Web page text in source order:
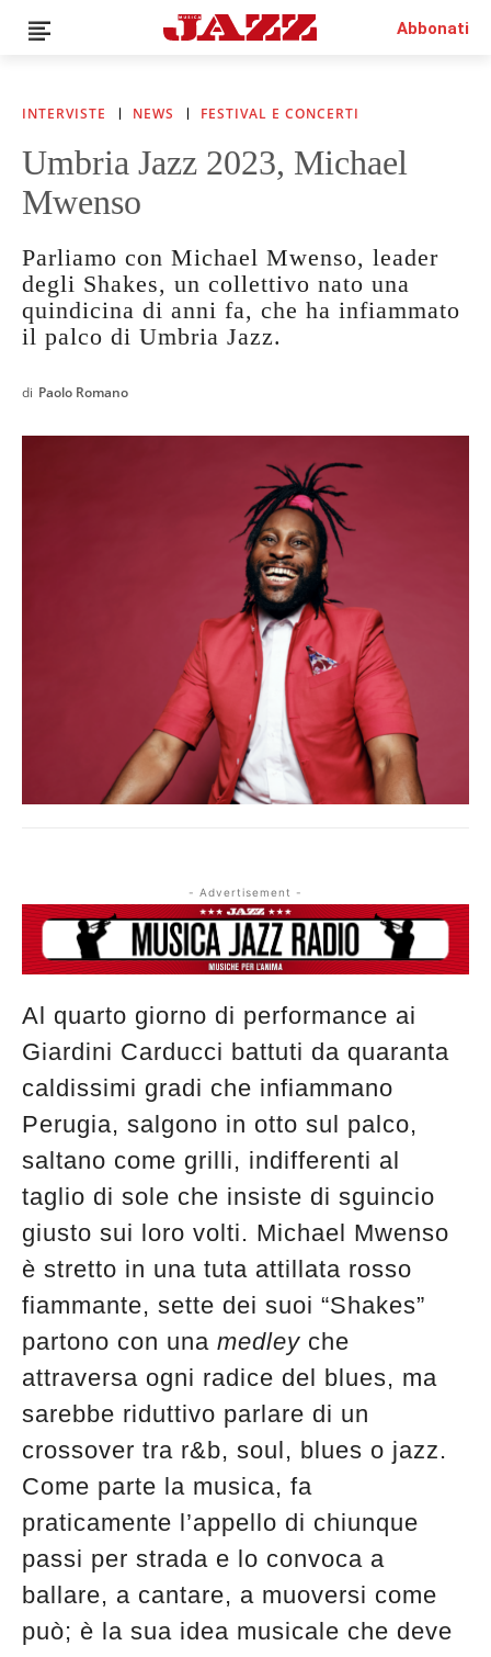
News
Interviste
Rubriche
Top Jazz
Radio
Negozio
Musica Jazz di luglio 2026 è in
edicola
Abbonati
INTERVISTE NEWS FESTIVAL E CONCERTI
Umbria Jazz 2023, Michael
Mwenso
Parliamo con Michael Mwenso, leader
degli Shakes, un collettivo nato una
quindicina di anni fa, che ha infiammato
il palco di Umbria Jazz.
di Paolo Romano
- Advertisement -
Al quarto giorno di performance ai
Giardini Carducci battuti da quaranta
caldissimi gradi che infiammano
Perugia, salgono in otto sul palco,
saltano come grilli, indifferenti al
taglio di sole che insiste di sguincio
giusto sui loro volti. Michael Mwenso
è stretto in una tuta attillata rosso
fiammante, sette dei suoi “Shakes”
partono con una medley che
attraversa ogni radice del blues, ma
sarebbe riduttivo parlare di un
crossover tra r&b, soul, blues o jazz.
Come parte la musica, fa
praticamente l’appello di chiunque
passi per strada e lo convoca a
ballare, a cantare, a muoversi come
può; è la sua idea musicale che deve